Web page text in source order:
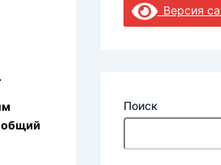
общий
Версия
Поиск